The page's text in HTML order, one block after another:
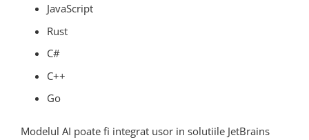
JavaScript
Rust
C#
C++
Go
Modelul AI poate fi integrat usor in solutiile JetBrains